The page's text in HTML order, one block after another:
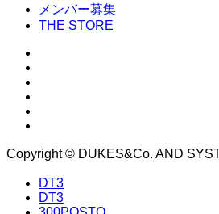
メンバー募集
THE STORE
Copyright © DUKES&Co. AND
DT3
DT3